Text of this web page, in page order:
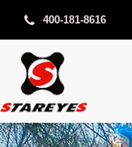
400-181-8616